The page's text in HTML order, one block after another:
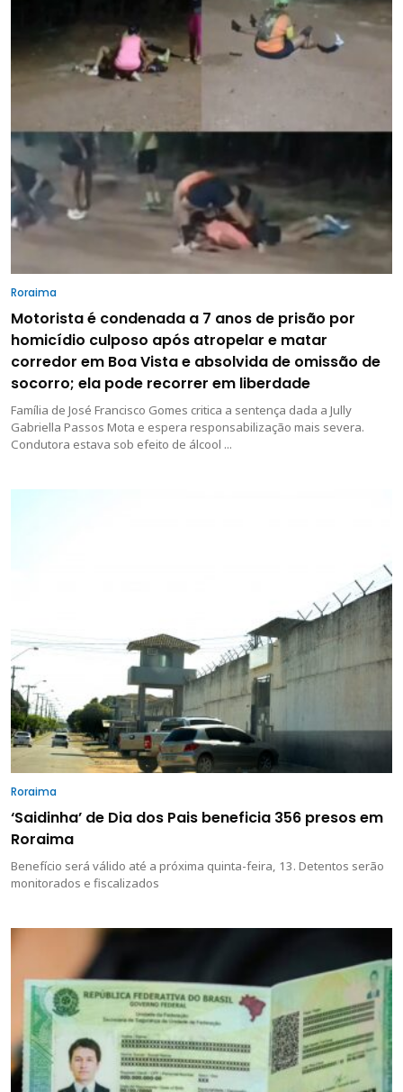
Roraima
Motorista é condenada a 7 anos de prisão por
homicídio culposo após atropelar e matar
corredor em Boa Vista e absolvida de omissão de
socorro; ela pode recorrer em liberdade
Família de José Francisco Gomes critica a sentença dada a Jully
Gabriella Passos Mota e espera responsabilização mais severa.
Condutora estava sob efeito de álcool ...
Roraima
‘Saidinha’ de Dia dos Pais beneficia 356 presos em
Roraima
Benefício será válido até a próxima quinta-feira, 13. Detentos serão
monitorados e fiscalizados